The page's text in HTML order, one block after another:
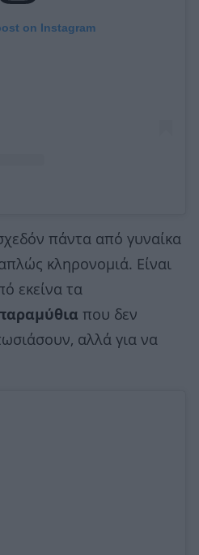
on Instagram
πάντα από γυναίκα
κληρονομιά. Είναι
εκείνα τα
που δεν
αλλά για να